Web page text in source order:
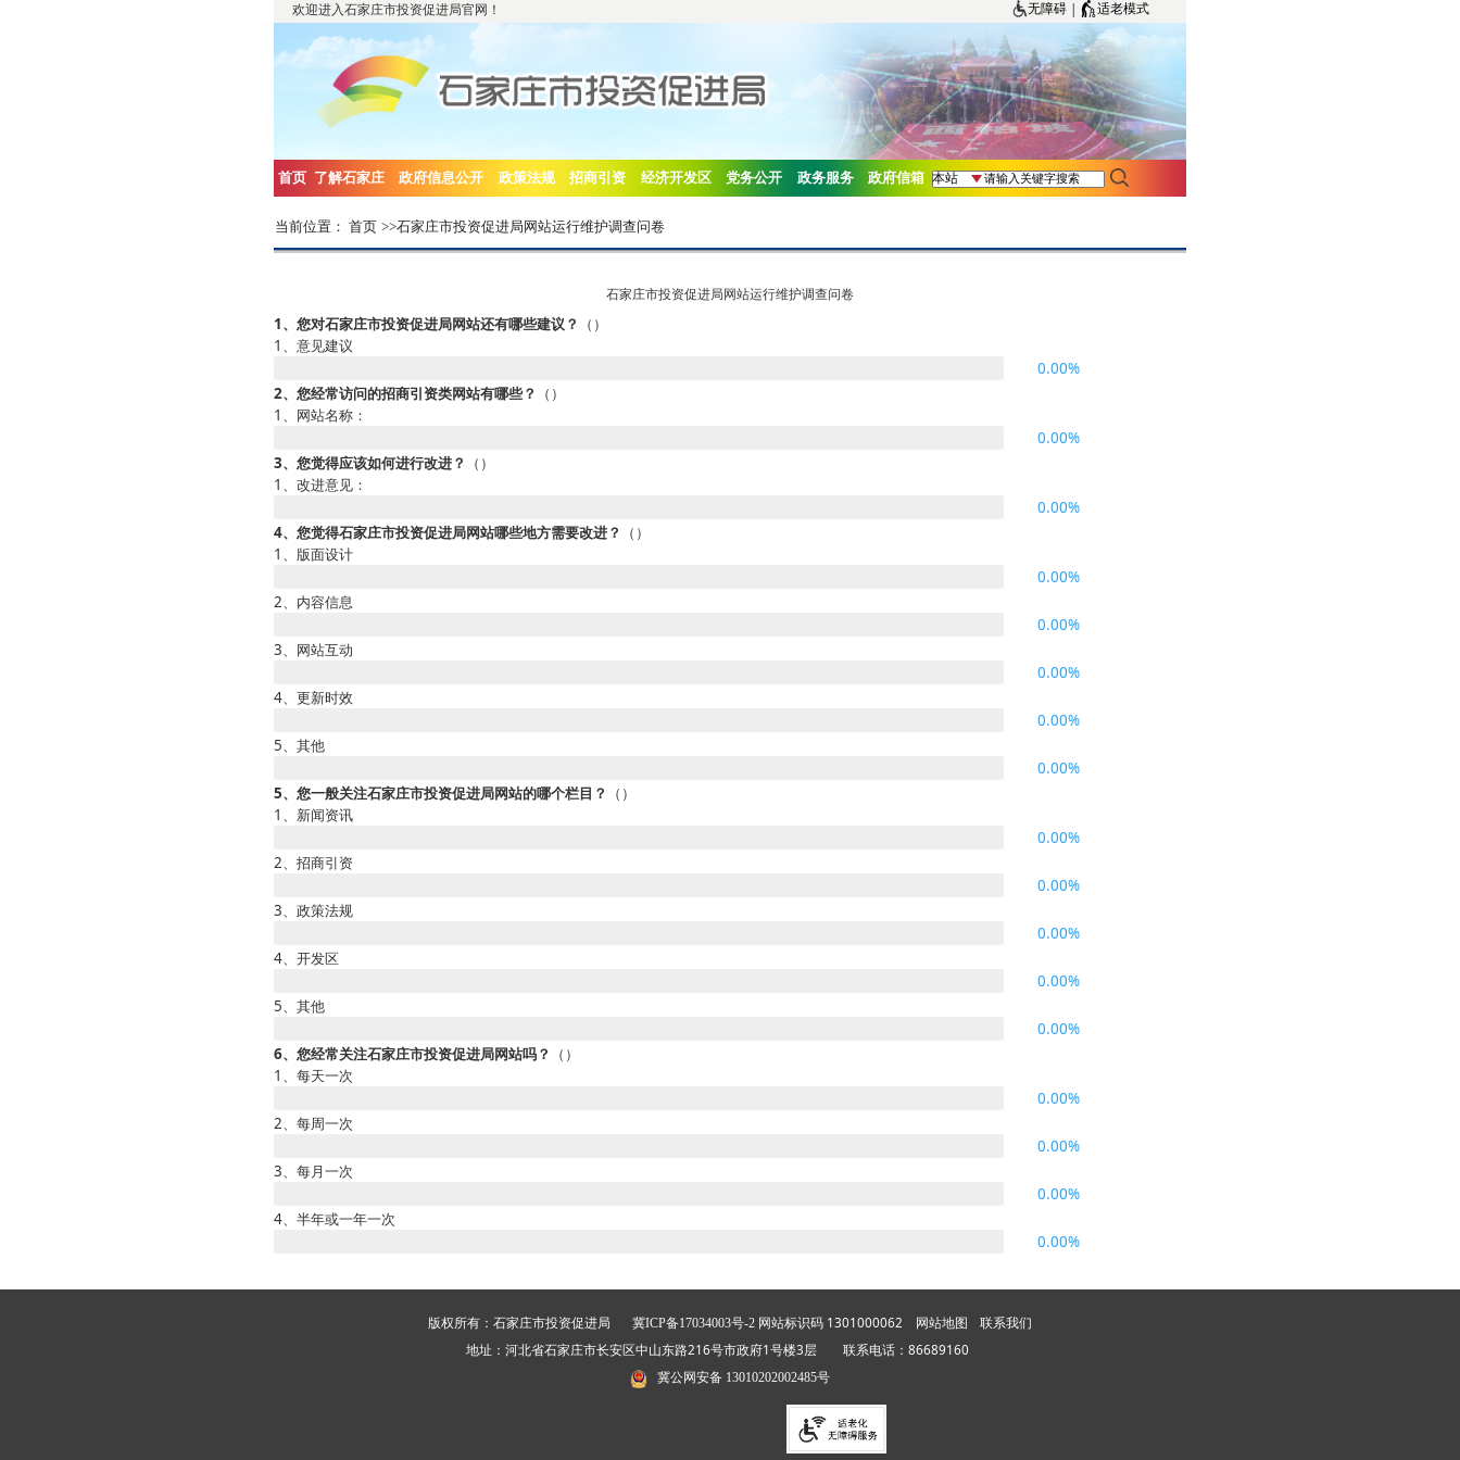
欢迎进入石家庄市投资促进局官网！ 无障碍 | 适老模式
首页 了解石家庄 政府信息公开 政策法规 招商引资 经济开发区 党务公开 政务服务 政府信箱
当前位置： 首页 >>石家庄市投资促进局网站运行维护调查问卷
石家庄市投资促进局网站运行维护调查问卷
1、您对石家庄市投资促进局网站还有哪些建议？
（）
1、意见建议
0.00%
2、您经常访问的招商引资类网站有哪些？
（）
1、网站名称：
0.00%
3、您觉得应该如何进行改进？
（）
1、改进意见：
0.00%
4、您觉得石家庄市投资促进局网站哪些地方需要改进？
（）
1、版面设计
0.00%
2、内容信息
0.00%
3、网站互动
0.00%
4、更新时效
0.00%
5、其他
0.00%
5、您一般关注石家庄市投资促进局网站的哪个栏目？
（）
1、新闻资讯
0.00%
2、招商引资
0.00%
3、政策法规
0.00%
4、开发区
0.00%
5、其他
0.00%
6、您经常关注石家庄市投资促进局网站吗？
（）
1、每天一次
0.00%
2、每周一次
0.00%
3、每月一次
0.00%
4、半年或一年一次
0.00%
版权所有：石家庄市投资促进局 冀ICP备17034003号-2 网站标识码 1301000062 网站地图 联系我们
地址：河北省石家庄市长安区中山东路216号市政府1号楼3层 联系电话：86689160
冀公网安备 13010202002485号